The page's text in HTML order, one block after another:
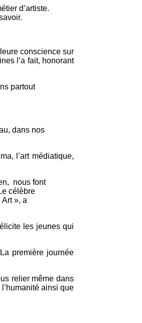
d’artiste.
conscience sur
l’a fait, honorant
partout
dans nos
l’art médiatique,
nous font
célèbre
», a
les jeunes qui
première journée
relier même dans
ainsi que